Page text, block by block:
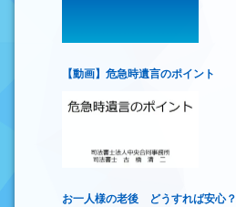
【動画】危急時遺言のポイント
お一人様の老後 どうすれば安心？